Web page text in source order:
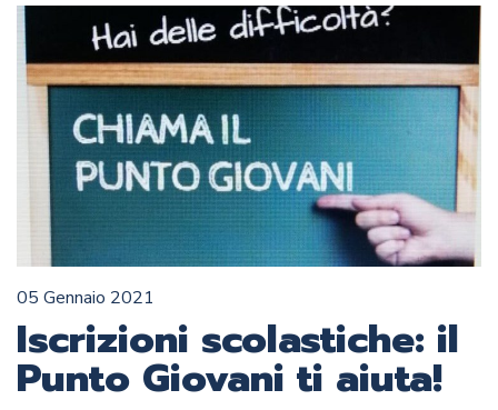
05 Gennaio 2021
Iscrizioni scolastiche: il
Punto Giovani ti aiuta!